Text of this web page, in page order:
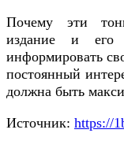
Почему эти
издание и его
информировать
постоянный
должна быть
Источник: https://